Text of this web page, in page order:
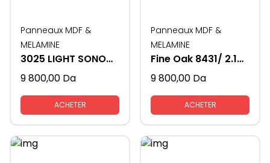
Panneaux MDF &
MELAMINE
3025 LIGHT SONOMA 183*3.66 18MM
9 800,00 Da
ACHETER
Panneaux MDF &
MELAMINE
Fine Oak 8431/ 2.10*2.80- 16MM
9 800,00 Da
ACHETER